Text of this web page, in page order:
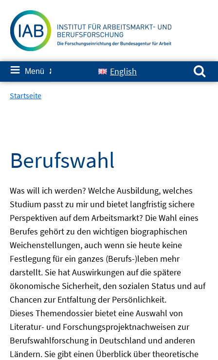
zum
Inhalt
≡ Menü ✘ English
Suchen nach:
Startseite
Berufswahl
Was will ich werden? Welche Ausbildung, welches
Studium passt zu mir und bietet langfristig sichere
Perspektiven auf dem Arbeitsmarkt? Die Wahl eines
Berufes gehört zu den wichtigen biographischen
Weichenstellungen, auch wenn sie heute keine
Festlegung für ein ganzes (Berufs-)leben mehr
darstellt. Sie hat Auswirkungen auf die spätere
ökonomische Sicherheit, den sozialen Status und auf
Chancen zur Entfaltung der Persönlichkeit.
Dieses Themendossier bietet eine Auswahl von
Literatur- und Forschungsprojektnachweisen zur
Berufswahlforschung in Deutschland und anderen
Ländern. Sie gibt einen Überblick über theoretische